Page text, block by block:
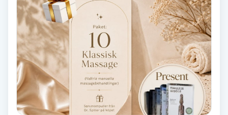
Fotmassage
Fotsvamp
Fotvård
Fransar